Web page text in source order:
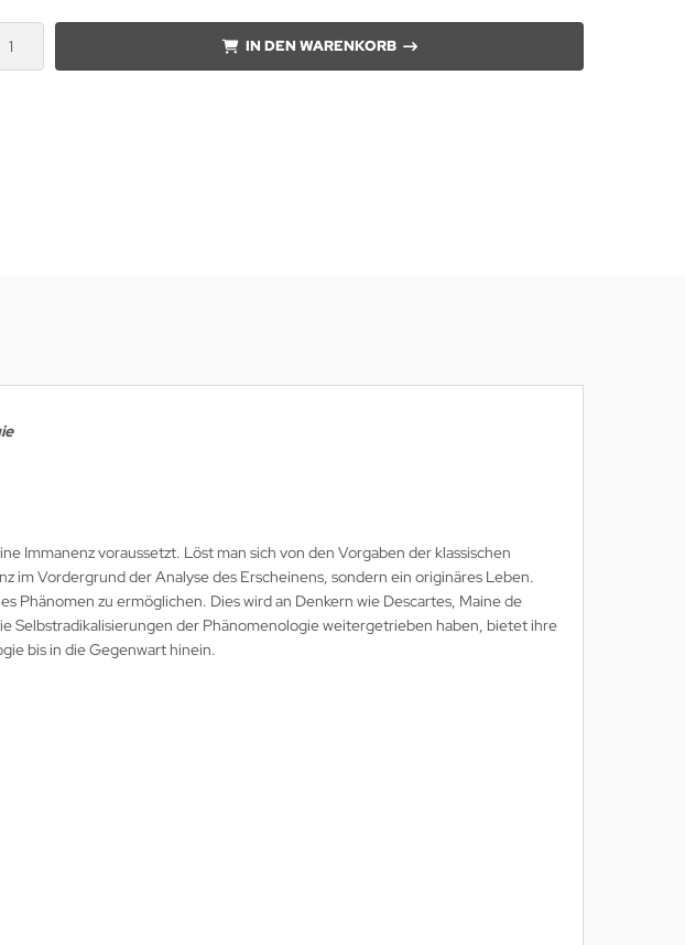
IN DEN WARENKORB
Immanenz voraussetzt. Löst man sich von den Vorgaben der klassischen
Vordergrund der Analyse des Erscheinens, sondern ein originäres Leben.
Phänomen zu ermöglichen. Dies wird an Denkern wie Descartes, Maine de
Selbstradikalisierungen der Phänomenologie weitergetrieben haben, bietet ihre
bis in die Gegenwart hinein.